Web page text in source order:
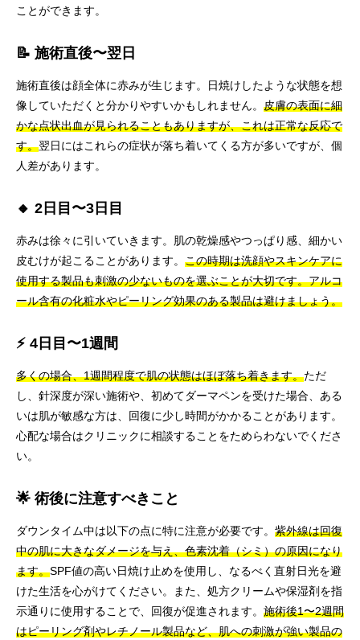
ことができます。
📝 施術直後〜翌日
施術直後は顔全体に赤みが生じます。日焼けしたような状態を想
像していただくと分かりやすいかもしれません。 皮膚の表面に細
かな点状出血が見られることもありますが、これは正常な反応で
す。翌日にはこれらの症状が落ち着いてくる方が多いですが、個
人差があります。
🔸 2日目〜3日目
赤みは徐々に引いていきます。肌の乾燥感やつっぱり感、細かい
皮むけが起こることがあります。 この時期は洗顔やスキンケアに
使用する製品も刺激の少ないものを選ぶことが大切です。アルコ
ール含有の化粧水やピーリング効果のある製品は避けましょう。
⚡ 4日目〜1週間
多くの場合、1週間程度で肌の状態はほぼ落ち着きます。ただ
し、針深度が深い施術や、初めてダーマペンを受けた場合、ある
いは肌が敏感な方は、回復に少し時間がかかることがあります。
心配な場合はクリニックに相談することをためらわないでくださ
い。
🌟 術後に注意すべきこと
ダウンタイム中は以下の点に特に注意が必要です。 紫外線は回復
中の肌に大きなダメージを与え、色素沈着（シミ）の原因になり
ます。SPF値の高い日焼け止めを使用し、なるべく直射日光を避
けた生活を心がけてください。また、処方クリームや保湿剤を指
示通りに使用することで、回復が促進されます。 施術後1〜2週間
はピーリング剤やレチノール製品など、肌への刺激が強い製品の